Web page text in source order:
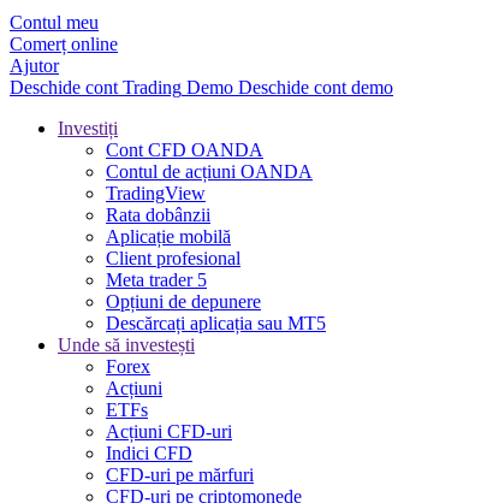
Contul meu
Comerț online
Ajutor
Deschide cont Trading Demo Deschide cont demo
Investiți
Cont CFD OANDA
Contul de acțiuni OANDA
TradingView
Rata dobânzii
Aplicație mobilă
Client profesional
Meta trader 5
Opțiuni de depunere
Descărcați aplicația sau MT5
Unde să investești
Forex
Acțiuni
ETFs
Acțiuni CFD-uri
Indici CFD
CFD-uri pe mărfuri
CFD-uri pe criptomonede